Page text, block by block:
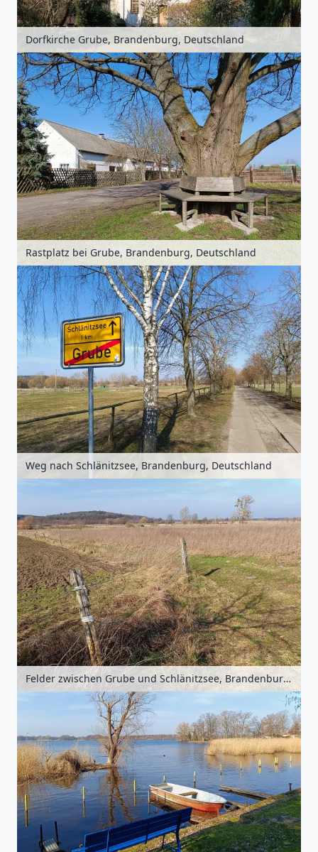
Dorfkirche Grube, Brandenburg, Deutschland
Rastplatz bei Grube, Brandenburg, Deutschland
Weg nach Schlänitzsee, Brandenburg, Deutschland
Felder zwischen Grube und Schlänitzsee, Brandenburg, Deutschland